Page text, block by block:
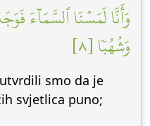
وَأَنَّا لَمَسۡنَا ٱلسَّمَآءَ
وَشُهُبٗا [٨]
smo da je
svjetlica puno;